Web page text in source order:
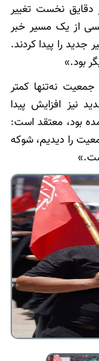
دانشجوی ۲۲ ساله، از دقایق نخست تغییر
از یک مسیر خبر
را پیدا کردند.
بود.»
نه‌تنها کمتر
نیز افزایش پیدا
بود، معتقد است:
را دیدیم، شوکه